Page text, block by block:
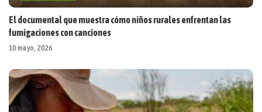
El documental que muestra cómo niños rurales enfrentan las
fumigaciones con canciones
10 mayo, 2026